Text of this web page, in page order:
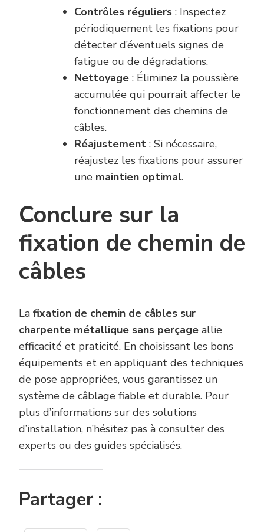
Contrôles réguliers : Inspectez
périodiquement les fixations pour
détecter d’éventuels signes de
fatigue ou de dégradations.
Nettoyage : Éliminez la poussière
accumulée qui pourrait affecter le
fonctionnement des chemins de
câbles.
Réajustement : Si nécessaire,
réajustez les fixations pour assurer
une maintien optimal.
Conclure sur la
fixation de chemin de
câbles
La fixation de chemin de câbles sur
charpente métallique sans perçage allie
efficacité et praticité. En choisissant les bons
équipements et en appliquant des techniques
de pose appropriées, vous garantissez un
système de câblage fiable et durable. Pour
plus d’informations sur des solutions
d’installation, n’hésitez pas à consulter des
experts ou des guides spécialisés.
Partager :